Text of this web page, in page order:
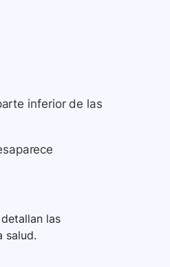
inferior de las
las
salud.